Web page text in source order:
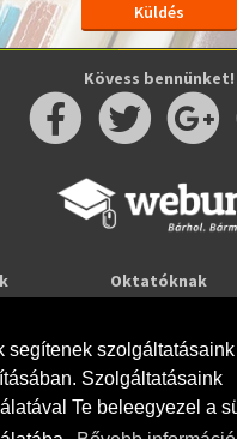
segítenek szolgáltatásaink
Szolgáltatásaink
Te beleegyezel a
Kövess bennünket!
Oktatóknak
Webuni Stúdió
Info
Adatkezelési
ÁSZF